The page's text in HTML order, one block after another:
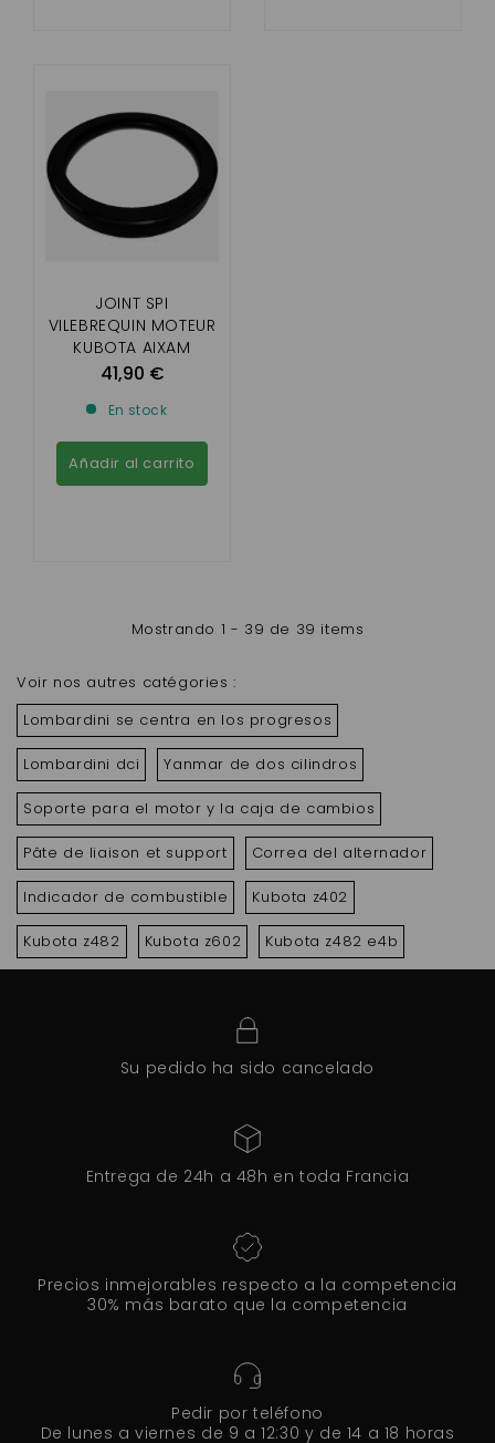
JOINT SPI
VILEBREQUIN MOTEUR
KUBOTA AIXAM
(MOTEUR BICYLINDRE
41,90 €
En stock
Añadir al carrito
Mostrando 1 - 39 de 39 items
Voir nos autres catégories :
Lombardini se centra en los progresos
Lombardini dci Yanmar de dos cilindros
Soporte para el motor y la caja de cambios
Pâte de liaison et support Correa del alternador
Indicador de combustible Kubota z402
Kubota z482 Kubota z602 Kubota z482 e4b
Su pedido ha sido cancelado
Entrega de 24h a 48h en toda Francia
Precios inmejorables respecto a la competencia
30% más barato que la competencia
Pedir por teléfono
De lunes a viernes de 9 a 12:30 y de 14 a 18 horas